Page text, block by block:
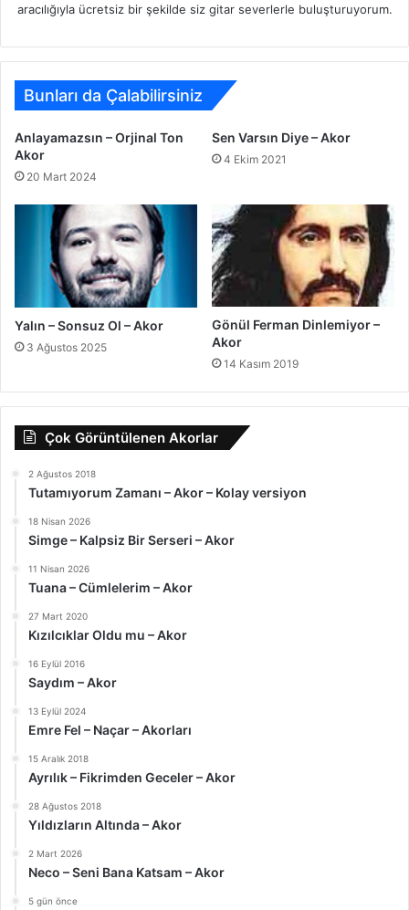
aracılığıyla ücretsiz bir şekilde siz gitar severlerle buluşturuyorum.
Bunları da Çalabilirsiniz
Anlayamazsın – Orjinal Ton
Akor
20 Mart 2024
Sen Varsın Diye – Akor
4 Ekim 2021
Yalın – Sonsuz Ol – Akor
3 Ağustos 2025
Gönül Ferman Dinlemiyor –
Akor
14 Kasım 2019
Çok Görüntülenen Akorlar
2 Ağustos 2018
Tutamıyorum Zamanı – Akor – Kolay versiyon
18 Nisan 2026
Simge – Kalpsiz Bir Serseri – Akor
11 Nisan 2026
Tuana – Cümlelerim – Akor
27 Mart 2020
Kızılcıklar Oldu mu – Akor
16 Eylül 2016
Saydım – Akor
13 Eylül 2024
Emre Fel – Naçar – Akorları
15 Aralık 2018
Ayrılık – Fikrimden Geceler – Akor
28 Ağustos 2018
Yıldızların Altında – Akor
2 Mart 2026
Neco – Seni Bana Katsam – Akor
5 gün önce